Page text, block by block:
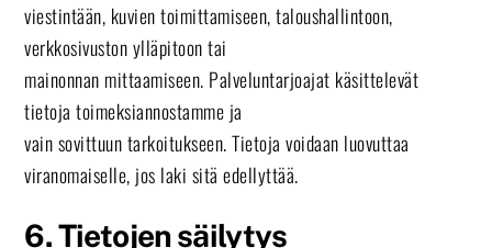
viestintään, kuvien toimittamiseen, taloushallintoon,
verkkosivuston ylläpitoon tai
mainonnan mittaamiseen. Palveluntarjoajat käsittelevät
tietoja toimeksiannostamme ja
vain sovittuun tarkoitukseen. Tietoja voidaan luovuttaa
viranomaiselle, jos laki sitä edellyttää.
6. Tietojen säilytys